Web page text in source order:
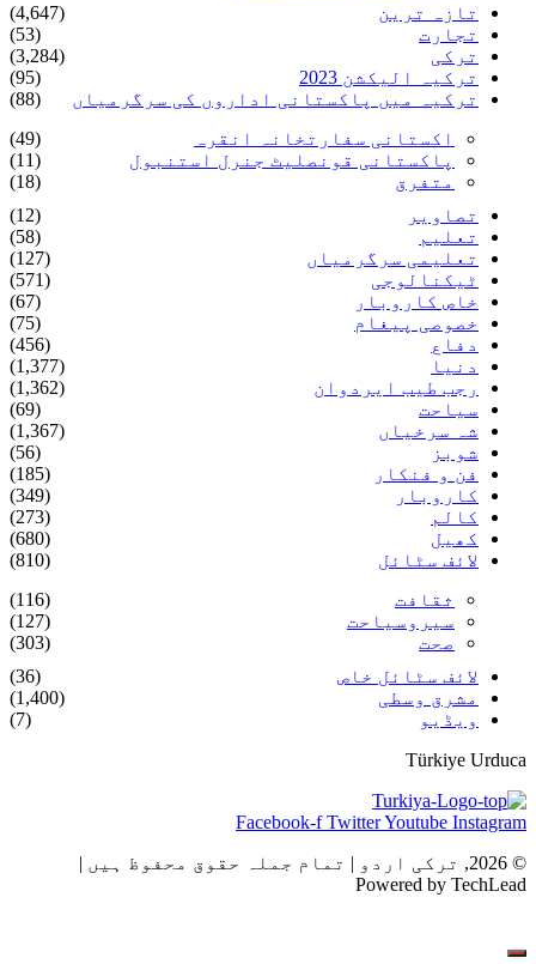
تازہ ترین
(4,647)
تجارت
(53)
ترکی
(3,284)
ترکیہ الیکشن 2023
(95)
ترکیہ میں پاکستانی اداروں کی سرگرمیاں
(88)
اکستانی سفارتخانہ انقرہ
(49)
پاکستانی قونصلیٹ جنرل استنبول
(11)
متفرق
(18)
تصاویر
(12)
تعلیم
(58)
تعلیمی سرگرمیاں
(127)
ٹیکنالوجی
(571)
خاص کاروبار
(67)
خصوصی پیغام
(75)
دفاع
(456)
دنیا
(1,377)
رجب طیب ایردوان
(1,362)
سیاحت
(69)
شہ سرخیاں
(1,367)
شوبز
(56)
فن و فنکار
(185)
کاروبار
(349)
کالم
(273)
کھیل
(680)
لائف سٹائل
(810)
ثقافت
(116)
سیروسیاحت
(127)
صحت
(303)
لائف سٹائل خاص
(36)
مشرق وسطی
(1,400)
ویڈیو
(7)
Türkiye Urduca
Facebook-f TwitterYoutube Instagram
© 2026, ترکی اردو | تمام جملہ حقوق محفوظ ہیں |
Powered by TechLead